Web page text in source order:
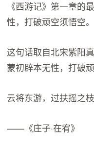
《西游记》第一章的
性，打破顽空须悟空。
这句话取自北宋紫阳
蒙初辟本无性，打破
云将东游，过扶摇之
——《庄子·在宥》